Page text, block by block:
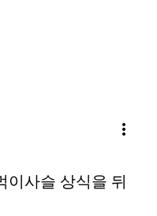
more_vert
사슬 상식을 뒤